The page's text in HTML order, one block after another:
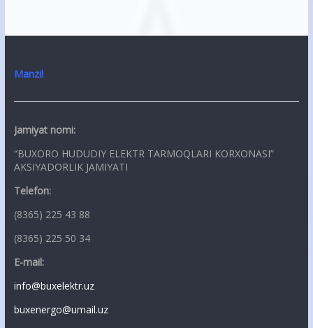
Manzil
Jamiyat nomi:
“BUXORO HUDUDIY ELEKTR TARMOQLARI KORXONASI”
AKSIYADORLIK JAMIYATI
Telefon:
(8365) 225 43 88
(8365) 225 50 34
E-mail:
info@buxelektr.uz
buxenergo@umail.uz